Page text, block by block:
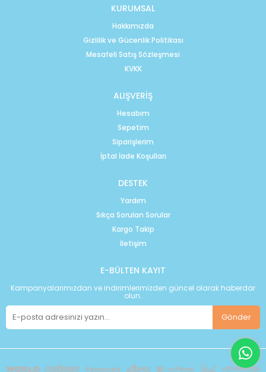
KURUMSAL
Hakkımızda
Gizlilik ve Gücenlik Politikası
Mesafeli Satış Sözleşmesi
KVKK
ALIŞVERİŞ
Hesabım
Sepetim
Siparişlerim
İptal İade Koşulları
DESTEK
Yardım
Sıkça Sorulan Sorular
Kargo Takip
İletişim
E-BÜLTEN KAYIT
Kampanyalarımızdan ve indirimlerimizden güncel olarak haberdar
olun.
Gönder